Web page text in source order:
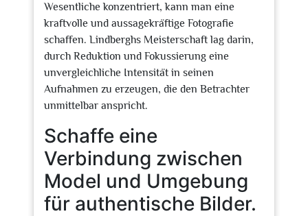
Wesentliche konzentriert, kann man eine
kraftvolle und aussagekräftige Fotografie
schaffen. Lindberghs Meisterschaft lag darin,
durch Reduktion und Fokussierung eine
unvergleichliche Intensität in seinen
Aufnahmen zu erzeugen, die den Betrachter
unmittelbar anspricht.
Schaffe eine
Verbindung zwischen
Model und Umgebung
für authentische Bilder.